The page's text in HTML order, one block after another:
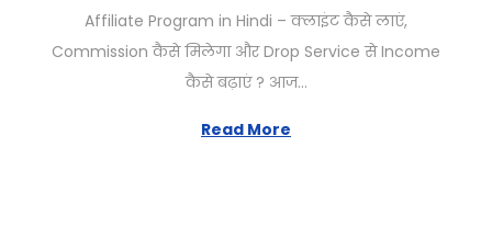
n
u
a
r
Affiliate Program in Hindi – क्लाइंट कैसे लाएं,
Commission कैसे मिलेगा और Drop Service से Income
कैसे बढ़ाएं ? आज…
Read More